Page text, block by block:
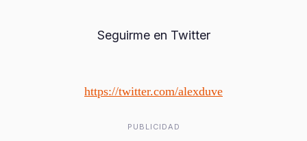
Seguirme en Twitter
https://twitter.com/alexduve
PUBLICIDAD